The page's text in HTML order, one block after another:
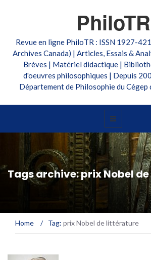
PhiloTR
Revue en ligne PhiloTR : ISSN 1927-
Archives Canada) | Articles, Essais &
Brèves | Matériel didactique |
d'oeuvres philosophiques | Depuis
Département de Philosophie du
Tags archive: prix Nobel
Home / Tag: prix Nobel de littérature